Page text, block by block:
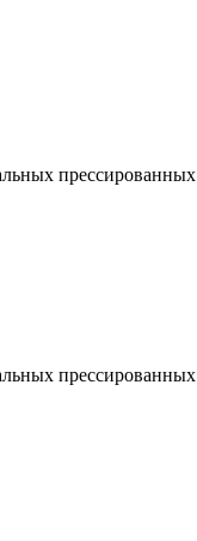
прессированных
прессированных